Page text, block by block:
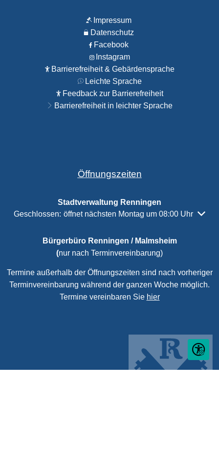
Impressum
Datenschutz
Facebook
Instagram
Barrierefreiheit & Gebärdensprache
Leichte Sprache
Feedback zur Barrierefreiheit
Barrierefreiheit in leichter Sprache
Öffnungszeiten
Stadtverwaltung Renningen
Klicken, um weitere Öffnungs- oder Schließzeiten
Geschlossen: öffnet nächsten Montag um 08:00 Uhr
Bürgerbüro Renningen / Malmsheim
(nur nach Terminvereinbarung)
Termine außerhalb der Öffnungszeiten sind nach vorheriger
Terminvereinbarung während der ganzen Woche möglich.
Termine vereinbaren Sie hier
Seite